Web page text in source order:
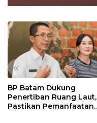
«
BP Batam Dukung
Penertiban Ruang Laut,
Pastikan Pemanfaatan